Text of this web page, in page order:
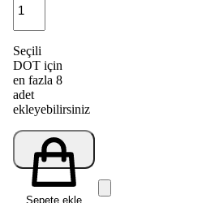
Seçili
DOT için
en fazla 8
adet
ekleyebilirsiniz
Sepete ekle